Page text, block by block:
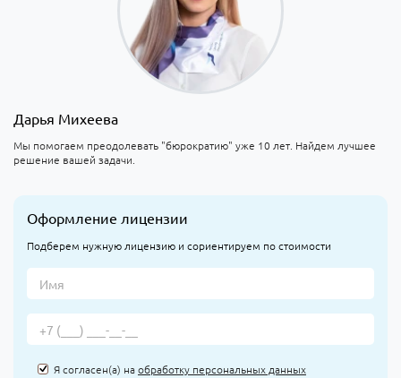
Дарья Михеева
Мы помогаем преодолевать "бюрократию" уже 10 лет. Найдем лучшее
решение вашей задачи.
Оформление лицензии
Подберем нужную лицензию и сориентируем по стоимости
Я согласен(а) наобработку персональных данных